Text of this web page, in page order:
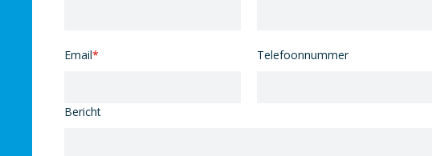
Email* Telefoonnummer
Bericht